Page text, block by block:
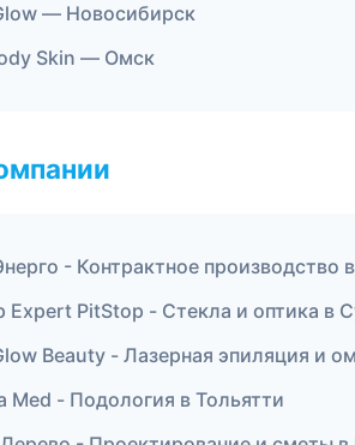
— Новосибирск
Skin — Омск
- Контрактное производство
Expert PitStop - Стекла и оптика в
Beauty - Лазерная эпиляция и
Med - Подология в Тольятти